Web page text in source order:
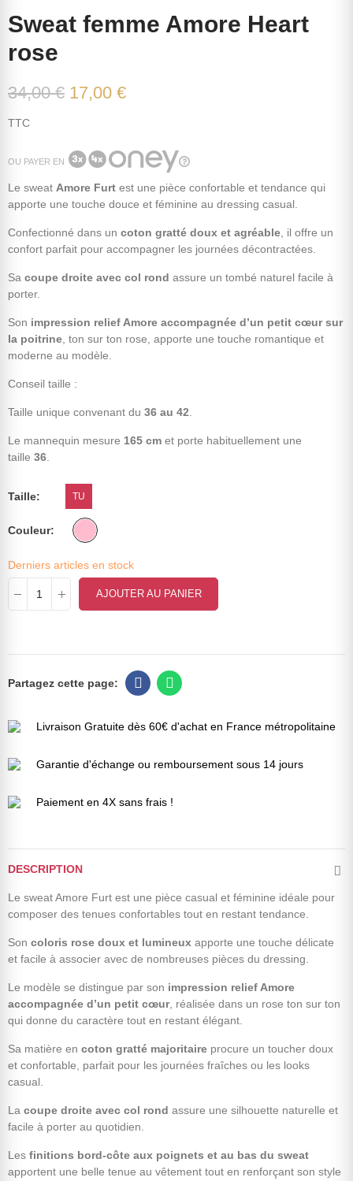
Sweat femme Amore Heart
rose
34,00 € 17,00 €
TTC
OU PAYER EN
Le sweat Amore Furt est une pièce confortable et tendance qui
apporte une touche douce et féminine au dressing casual.
Confectionné dans un coton gratté doux et agréable , il offre un
confort parfait pour accompagner les journées décontractées.
Sa coupe droite avec col rond assure un tombé naturel facile à
porter.
Son impression relief Amore accompagnée d’un petit cœur sur
la poitrine , ton sur ton rose, apporte une touche romantique et
moderne au modèle.
Conseil taille :
Taille unique convenant du 36 au 42
Le mannequin mesure 165 cm et porte habituellement une
taille 36
Taille TU
Couleur
Derniers articles en stock
AJOUTER AU PANIER
Livraison Gratuite dès 60€ d'achat en France métropolitaine
Garantie d'échange ou remboursement sous 14 jours
Paiement en 4X sans frais !
DESCRIPTION
Le sweat Amore Furt est une pièce casual et féminine idéale pour
composer des tenues confortables tout en restant tendance.
Son coloris rose doux et lumineux apporte une touche délicate
et facile à associer avec de nombreuses pièces du dressing.
Le modèle se distingue par son impression relief Amore
accompagnée d’un petit cœur, réalisée dans un rose ton sur ton
qui donne du caractère tout en restant élégant.
Sa matière en coton gratté majoritaire procure un toucher doux
et confortable, parfait pour les journées fraîches ou les looks
casual.
La coupe droite avec col rond assure une silhouette naturelle et
facile à porter au quotidien.
Les finitions bord-côte aux poignets et au bas du sweat
apportent une belle tenue au vêtement tout en renforçant son style